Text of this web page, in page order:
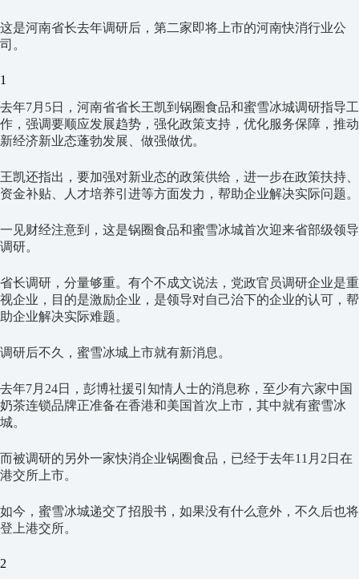
这是河南省长去年调研后，第二家即将上市的河南快消行业公
司。
1
去年7月5日，河南省省长王凯到锅圈食品和蜜雪冰城调研指导工
作，强调要顺应发展趋势，强化政策支持，优化服务保障，推动
新经济新业态蓬勃发展、做强做优。
王凯还指出，要加强对新业态的政策供给，进一步在政策扶持、
资金补贴、人才培养引进等方面发力，帮助企业解决实际问题。
一见财经注意到，这是锅圈食品和蜜雪冰城首次迎来省部级领导
调研。
省长调研，分量够重。有个不成文说法，党政官员调研企业是重
视企业，目的是激励企业，是领导对自己治下的企业的认可，帮
助企业解决实际难题。
调研后不久，蜜雪冰城上市就有新消息。
去年7月24日，彭博社援引知情人士的消息称，至少有六家中国
奶茶连锁品牌正准备在香港和美国首次上市，其中就有蜜雪冰
城。
而被调研的另外一家快消企业锅圈食品，已经于去年11月2日在
港交所上市。
如今，蜜雪冰城递交了招股书，如果没有什么意外，不久后也将
登上港交所。
2